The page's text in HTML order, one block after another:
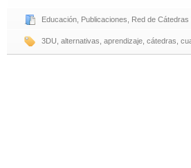
Educación Publicaciones Red de Cátedras
3DU alternativas aprendizaje cátedras